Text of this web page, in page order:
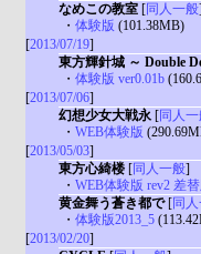
なめこの教室 [同人一般]
・ 体験版 (101.38MB)
[2013/07/19]
東方輝針城 ～ Double
・ 体験版 ver0.01b
[2013/07/06]
幻想少女大戦永 [同人
・ WEB体験版
[2013/05/03]
東方心綺楼 [同人一般]
・ WEB体験版 rev2 差
黄金舞う蒼き都で[同
・ 体験版2013_5
[2013/02/20]